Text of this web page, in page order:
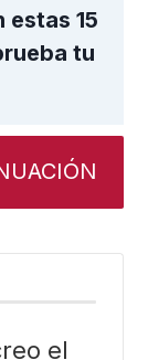
estas 15
tu
el